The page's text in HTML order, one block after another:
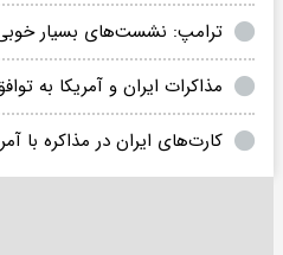
ترامپ: نشست‌های بسیار خوبی
مذاکرات ایران و آمریکا به
کارت‌های ایران در مذاکره با